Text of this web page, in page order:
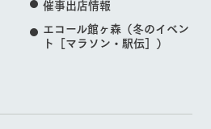
催事出店情報
エコール館ヶ森（冬のイベン
ト［マラソン・駅伝］）